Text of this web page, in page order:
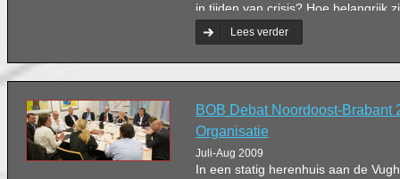
in tijden van crisis? Hoe belangrijk
hoe zorgen bedrijven ervoor dat
kiezen?
Lees verder
BOB Debat Noordoost-Brabant
Organisatie
Juli-Aug 2009
In een statig herenhuis aan de